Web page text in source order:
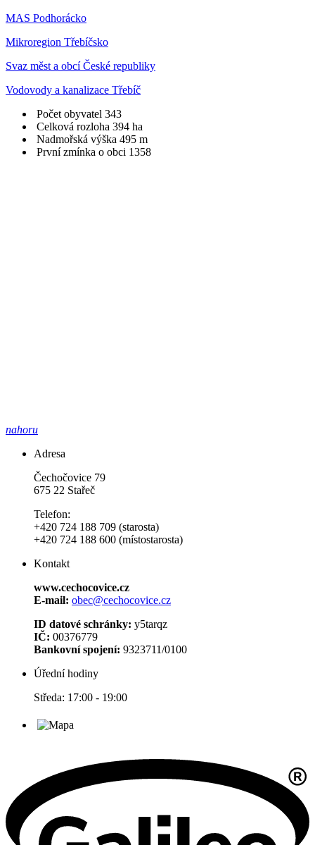
MAS Podhorácko
Mikroregion Třebíčsko
Svaz měst a obcí České republiky
Vodovody a kanalizace Třebíč
Počet obyvatel 343
Celková rozloha 394 ha
Nadmořská výška 495 m
První zmínka o obci 1358
nahoru
Adresa
Čechočovice 79
675 22 Stařeč
Telefon:
+420 724 188 709 (starosta)
+420 724 188 600 (místostarosta)
Kontakt
www.cechocovice.cz
E-mail: obec@cechocovice.cz
ID datové schránky: y5tarqz
IČ: 00376779
Bankovní spojení: 9323711/0100
Úřední hodiny
Středa: 17:00 - 19:00